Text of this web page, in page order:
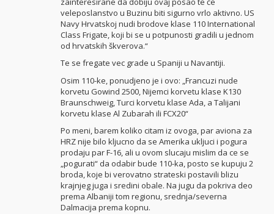
veleposlanstvo u Buzinu biti sigurno vrlo aktivno. US
Navy Hrvatskoj nudi brodove klase 110 International
Class Frigate, koji bi se u potpunosti gradili u jednom
od hrvatskih škverova.“
Te se fregate vec grade u Spaniji u Navantiji.
Osim 110-ke, ponudjeno je i ovo: „Francuzi nude
korvetu Gowind 2500, Nijemci korvetu klase K130
Braunschweig, Turci korvetu klase Ada, a Talijani
korvetu klase Al Zubarah ili FCX20“
Po meni, barem koliko citam iz ovoga, par aviona za
HRZ nije bilo kljucno da se Amerika ukljuci i pogura
prodaju par F-16, ali u ovom slucaju mislim da ce se
„pogurati“ da odabir bude 110-ka, posto se kupuju 2
broda, koje bi verovatno strateski postavili blizu
krajnjeg juga i sredini obale. Na jugu da pokriva deo
prema Albaniji tom regionu, srednja/severna
Dalmacija prema kopnu.